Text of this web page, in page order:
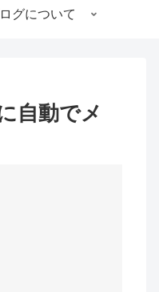
グについて
自動でメ